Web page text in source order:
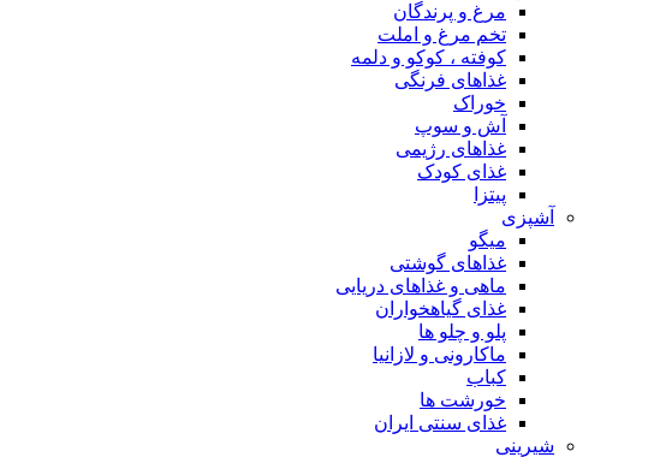
مرغ و پرندگان
تخم مرغ و املت
کوفته ، کوکو و دلمه
غذاهای فرنگی
خوراک
آش و سوپ
غذاهای رژیمی
غذای کودک
پیتزا
آشپزی
میگو
غذاهای گوشتی
ماهی و غذاهای دریایی
غذای گیاهخواران
پلو و چلو ها
ماکارونی و لازانیا
کباب
خورشت ها
غذای سنتی ایران
شیرینی